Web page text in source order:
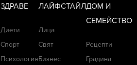
ЗДРАВЕ
Диети
Спорт
Психология
ЛАЙФСТАЙЛ
Лица
Свят
Бизнес
ДОМ И
СЕМЕЙСТВО
Рецепти
Градина